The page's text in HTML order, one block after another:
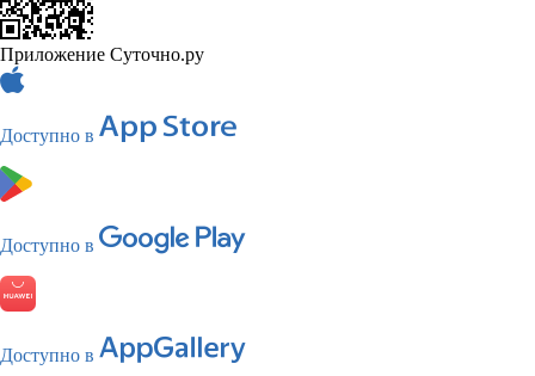
Приложение Суточно.ру
Доступно в
Доступно в
Доступно в